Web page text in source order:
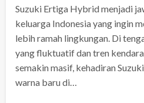
Suzuki Ertiga Hybrid menjadi
keluarga Indonesia yang ingin
lebih ramah lingkungan. Di
yang fluktuatif dan tren
semakin masif, kehadiran
warna baru di…